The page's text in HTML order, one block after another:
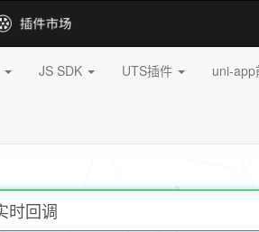
JS SDK UTS插件 uni-